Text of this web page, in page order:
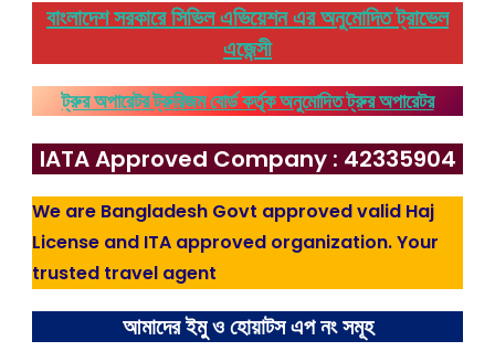
বাংলাদেশ সরকারে সিভিল এভিয়েশন এর অনুমোদিত ট্রাভেল
এজেন্সী
ট্রুর অপারেটর ট্রুরিজম বোর্ড কর্তৃক অনুমোদিত ট্রুর অপারেটর
IATA Approved Company : 42335904
We are Bangladesh Govt approved valid Haj
License and ITA approved organization. Your
trusted travel agent
আমাদের ইমু ও হোয়াটস এপ নং সমূহ